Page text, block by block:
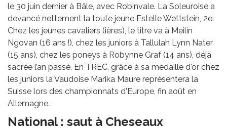
le 30 juin dernier à Bâle, avec Robinvale. La Soleuroise a
devancé nettement la toute jeune Estelle Wettstein, 2e.
Chez les jeunes cavaliers (ières), le titre va à Meilin
Ngovan (16 ans !), chez les juniors à Tallulah Lynn Nater
(15 ans), chez les poneys à Robynne Graf (14 ans), déjà
sacrée l’an passé. En TREC, grâce à sa médaille d'or chez
les juniors la Vaudoise Marika Maure représentera la
Suisse lors des championnats d'Europe, fin août en
Allemagne.
National : saut à Cheseaux